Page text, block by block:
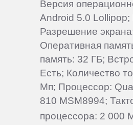
Версия
Android 5.0
Разрешение
Оперативная
память: 32 ГБ;
Есть; Количество
Мп; Процессор:
810 MSM8994;
процессора: 2 000